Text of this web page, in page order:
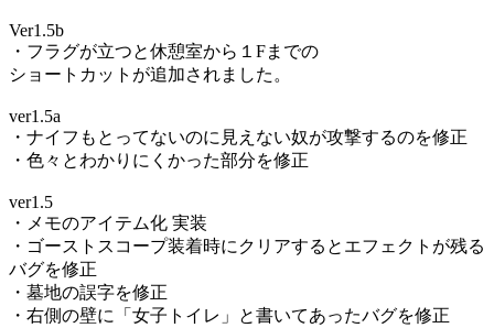
Ver1.5b
・フラグが立つと休憩室から１Fまでの
ショートカットが追加されました。
ver1.5a
・ナイフもとってないのに見えない奴が攻撃するのを修正
・色々とわかりにくかった部分を修正
ver1.5
・メモのアイテム化 実装
・ゴーストスコープ装着時にクリアするとエフェクトが残る
バグを修正
・墓地の誤字を修正
・右側の壁に「女子トイレ」と書いてあったバグを修正